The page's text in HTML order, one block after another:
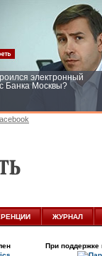
электронный
Банка Москвы?
ЖУРНАЛ
При поддержке